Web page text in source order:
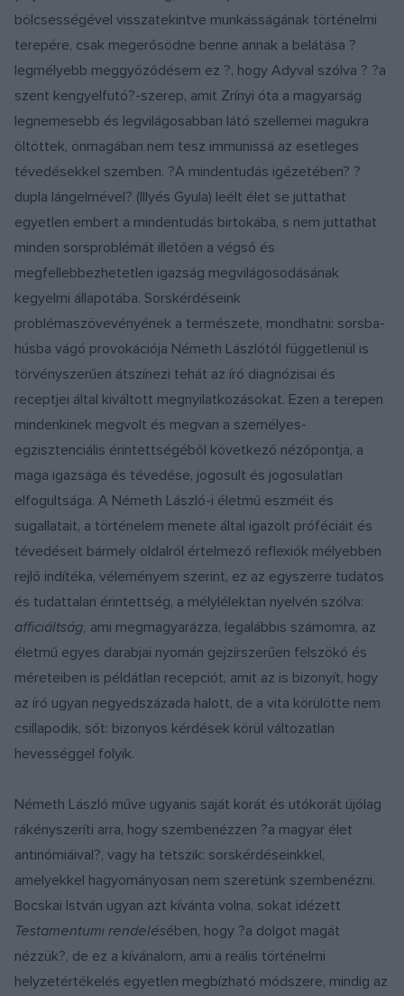
bölcsességével visszatekintve munkásságának történelmi
terepére, csak megerősödne benne annak a belátása ?
legmélyebb meggyőződésem ez ?, hogy Adyval szólva ? ?a
szent kengyelfutó?-szerep, amit Zrínyi óta a magyarság
legnemesebb és legvilágosabban látó szellemei magukra
öltöttek, önmagában nem tesz immunissá az esetleges
tévedésekkel szemben. ?A mindentudás igézetében? ?
dupla lángelmével? (Illyés Gyula) leélt élet se juttathat
egyetlen embert a mindentudás birtokába, s nem juttathat
minden sorsproblémát illetően a végső és
megfellebbezhetetlen igazság megvilágosodásának
kegyelmi állapotába. Sorskérdéseink
problémaszövevényének a természete, mondhatni: sorsba-
húsba vágó provokációja Németh Lászlótól függetlenül is
törvényszerűen átszínezi tehát az író diagnózisai és
receptjei által kiváltott megnyilatkozásokat. Ezen a terepen
mindenkinek megvolt és megvan a személyes-
egzisztenciális érintettségéből következő nézőpontja, a
maga igazsága és tévedése, jogosult és jogosulatlan
elfogultsága. A Németh László-i életmű eszméit és
sugallatait, a történelem menete által igazolt próféciáit és
tévedéseit bármely oldalról értelmező reflexiók mélyebben
rejlő indítéka, véleményem szerint, ez az egyszerre tudatos
és tudattalan érintettség, a mélylélektan nyelvén szólva:
afficiáltság, ami megmagyarázza, legalábbis számomra, az
életmű egyes darabjai nyomán gejzírszerűen felszökő és
méreteiben is példátlan recepciót, amit az is bizonyít, hogy
az író ugyan negyedszázada halott, de a vita körülötte nem
csillapodik, sőt: bizonyos kérdések körül változatlan
hevességgel folyik.
Németh László műve ugyanis saját korát és utókorát újólag
rákényszeríti arra, hogy szembenézzen ?a magyar élet
antinómiáival?, vagy ha tetszik: sorskérdéseinkkel,
amelyekkel hagyományosan nem szeretünk szembenézni.
Bocskai István ugyan azt kívánta volna, sokat idézett
Testamentumi rendelésében, hogy ?a dolgot magát
nézzük?, de ez a kívánalom, ami a reális történelmi
helyzetértékelés egyetlen megbízható módszere, mindig az